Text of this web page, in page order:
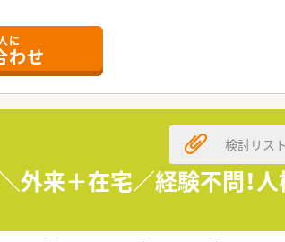
に
わせ
来＋在宅／経験不問！
検討リス